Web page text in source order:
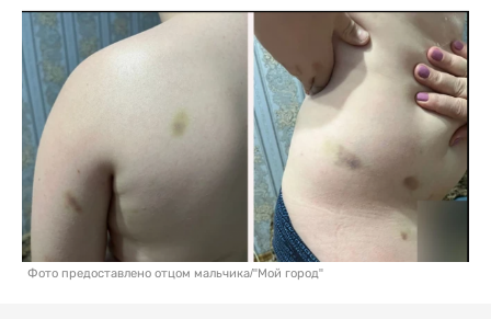
Фото предоставлено отцом мальчика/"Мой город"